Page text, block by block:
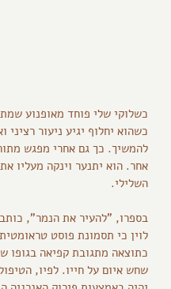
כשלוקי שלי פוחד מאופנוע
כשהוא יחלוף יגיע ניעור רציני
להמשיך. כך גם אחרי מפגש
אחר. הוא יתנער וינקה מעליו
השלילי.
בספרו, "להעיר את הנמר",
לוין כי תסמונת פוסט
כתוצאה מתגובת קפיאה בגופו
שחש איום על חייו. לפיו,